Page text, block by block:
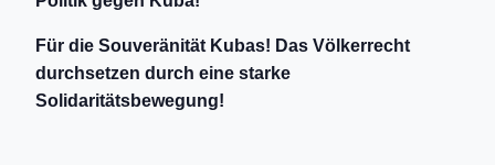
Für die Souveränität Kubas! Das Völkerrecht
durchsetzen durch eine starke
Solidaritätsbewegung!